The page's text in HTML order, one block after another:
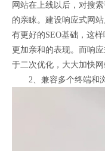
网站在上线以后，对搜
的亲睐。建设响应式网
有更好的SEO基础，这
更加亲和的表现。而响
于二次优化，大大加快网
2、兼容多个终端和